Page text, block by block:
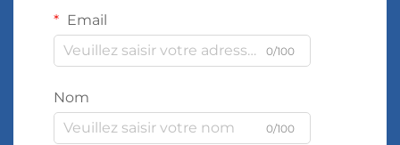
Email
0/100
Nom
0/100